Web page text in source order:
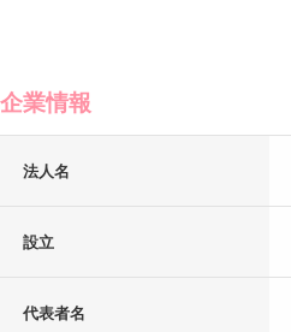
企業情報
法人名
設立
代表者名